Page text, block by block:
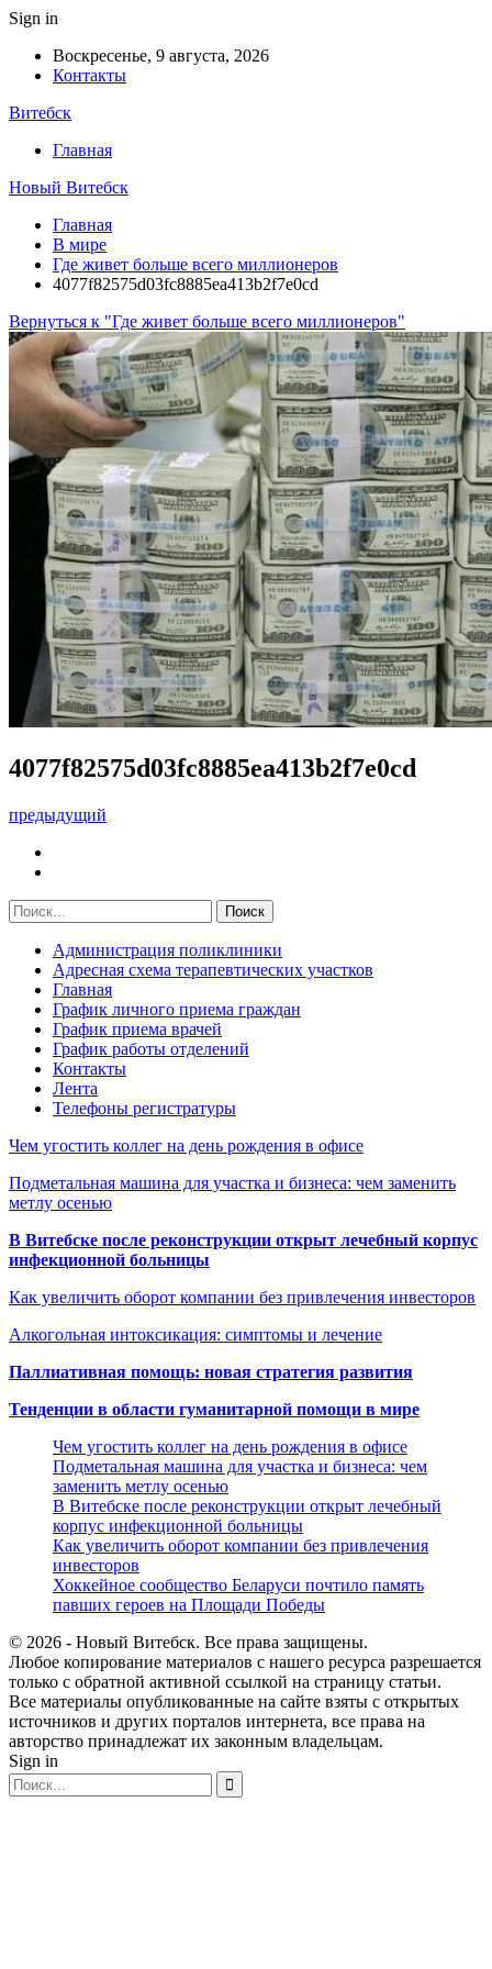
Sign in
Воскресенье, 9 августа, 2026
Контакты
Витебск
Главная
Новый Витебск
Главная
В мире
Где живет больше всего миллионеров
4077f82575d03fc8885ea413b2f7e0cd
Вернуться к "Где живет больше всего миллионеров"
4077f82575d03fc8885ea413b2f7e0cd
предыдущий
Администрация поликлиники
Адресная схема терапевтических участков
Главная
График личного приема граждан
График приема врачей
График работы отделений
Контакты
Лента
Телефоны регистратуры
Чем угостить коллег на день рождения в офисе
Подметальная машина для участка и бизнеса: чем заменить
метлу осенью
В Витебске после реконструкции открыт лечебный корпус
инфекционной больницы
Как увеличить оборот компании без привлечения инвесторов
Алкогольная интоксикация: симптомы и лечение
Паллиативная помощь: новая стратегия развития
Тенденции в области гуманитарной помощи в мире
Чем угостить коллег на день рождения в офисе
Подметальная машина для участка и бизнеса: чем
заменить метлу осенью
В Витебске после реконструкции открыт лечебный
корпус инфекционной больницы
Как увеличить оборот компании без привлечения
инвесторов
Хоккейное сообщество Беларуси почтило память
павших героев на Площади Победы
© 2026 - Новый Витебск. Все права защищены.
Любое копирование материалов с нашего ресурса разрешается
только с обратной активной ссылкой на страницу статьи.
Все материалы опубликованные на сайте взяты с открытых
источников и других порталов интернета, все права на
авторство принадлежат их законным владельцам.
Sign in